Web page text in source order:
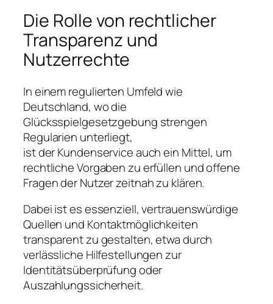
Die Rolle von rechtlicher
Transparenz und
Nutzerrechte
In einem regulierten Umfeld wie
Deutschland, wo die
Glücksspielgesetzgebung strengen
Regularien unterliegt,
ist der Kundenservice auch ein Mittel, um
rechtliche Vorgaben zu erfüllen und offene
Fragen der Nutzer zeitnah zu klären.
Dabei ist es essenziell, vertrauenswürdige
Quellen und Kontaktmöglichkeiten
transparent zu gestalten, etwa durch
verlässliche Hilfestellungen zur
Identitätsüberprüfung oder
Auszahlungssicherheit.